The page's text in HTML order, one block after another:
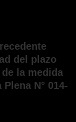
del plazo
la medida
N° 014-